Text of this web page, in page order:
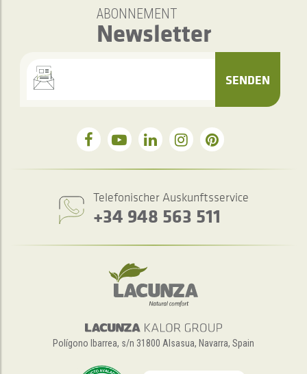
ABONNEMENT
Newsletter
SENDEN
Telefonischer Auskunftsservice
+34 948 563 511
Polígono Ibarrea, s/n 31800 Alsasua, Navarra, Spain